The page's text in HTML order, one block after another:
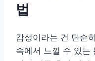
법
감성이라는 건 단순
속에서 느낄 수 있는